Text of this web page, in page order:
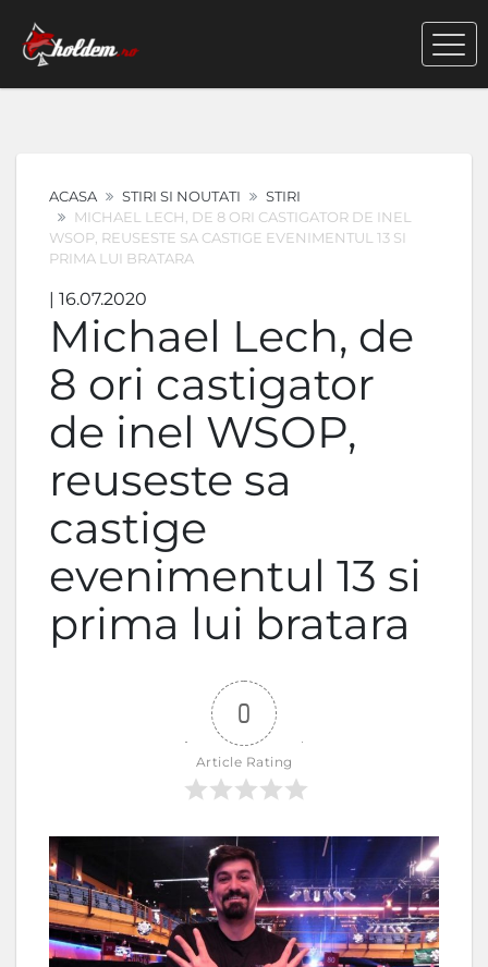
ACASA STIRI SI NOUTATI
STIRI
MICHAEL LECH, DE 8 ORI CASTIGATOR DE INEL
WSOP, REUSESTE SA CASTIGE EVENIMENTUL 13 SI
PRIMA LUI BRATARA
| 16.07.2020
Michael Lech, de
8 ori castigator
de inel WSOP,
reuseste sa
castige
evenimentul 13 si
prima lui bratara
0
Article Rating